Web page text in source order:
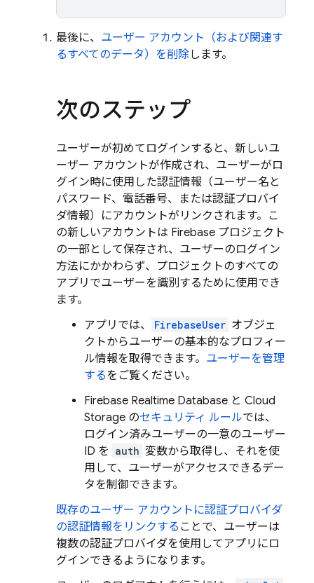
最後に、 ユーザー アカウント（および関連す
るすべてのデータ）を削除します。
次のステップ
ユーザーが初めてログインすると、新しいユ
ーザー アカウントが作成され、ユーザーがロ
グイン時に使用した認証情報（ユーザー名と
パスワード、電話番号、または認証プロバイ
ダ情報）にアカウントがリンクされます。こ
の新しいアカウントは Firebase プロジェクト
の一部として保存され、ユーザーのログイン
方法にかかわらず、プロジェクトのすべての
アプリでユーザーを識別するために使用でき
ます。
アプリでは、
FirebaseUser オブジェ
クトからユーザーの基本的なプロフィー
ル情報を取得できます。 ユーザーを管理
するをご覧ください。
Firebase Realtime Database と Cloud
Storage のセキュリティ ルールでは、
ログイン済みユーザーの一意のユーザー
ID を auth 変数から取得し、それを使
用して、ユーザーがアクセスできるデー
タを制御できます。
既存のユーザー アカウントに認証プロバイダ
の認証情報をリンクする ことで、ユーザーは
複数の認証プロバイダを使用してアプリにロ
グインできるようになります。